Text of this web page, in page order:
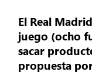
El Real
juego (ocho
sacar
propuesta